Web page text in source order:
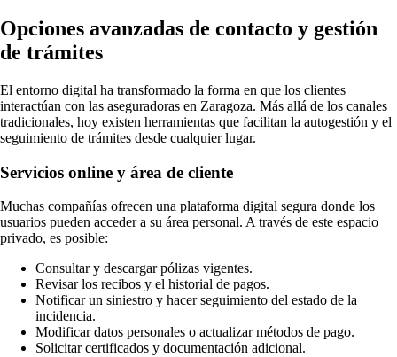
Opciones avanzadas de contacto y gestión
de trámites
El entorno digital ha transformado la forma en que los clientes
interactúan con las aseguradoras en Zaragoza. Más allá de los canales
tradicionales, hoy existen herramientas que facilitan la autogestión y el
seguimiento de trámites desde cualquier lugar.
Servicios online y área de cliente
Muchas compañías ofrecen una plataforma digital segura donde los
usuarios pueden acceder a su área personal. A través de este espacio
privado, es posible:
Consultar y descargar pólizas vigentes.
Revisar los recibos y el historial de pagos.
Notificar un siniestro y hacer seguimiento del estado de la
incidencia.
Modificar datos personales o actualizar métodos de pago.
Solicitar certificados y documentación adicional.